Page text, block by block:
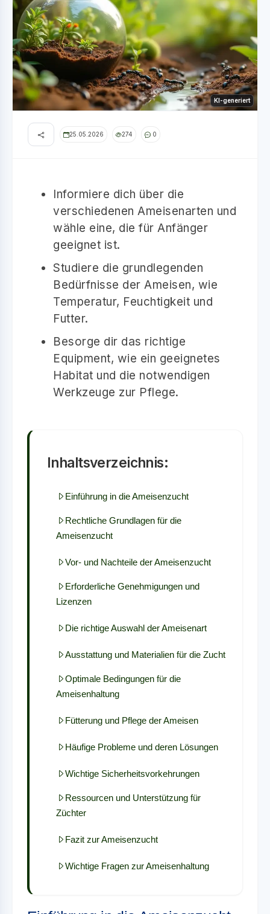
KI-generiert
25.05.2026 274 0
Informiere dich über die
verschiedenen Ameisenarten und
wähle eine, die für Anfänger
geeignet ist.
Studiere die grundlegenden
Bedürfnisse der Ameisen, wie
Temperatur, Feuchtigkeit und
Futter.
Besorge dir das richtige
Equipment, wie ein geeignetes
Habitat und die notwendigen
Werkzeuge zur Pflege.
Inhaltsverzeichnis:
Einführung in die Ameisenzucht
Rechtliche Grundlagen für die
Ameisenzucht
Vor- und Nachteile der Ameisenzucht
Erforderliche Genehmigungen und
Lizenzen
Die richtige Auswahl der Ameisenart
Ausstattung und Materialien für die Zucht
Optimale Bedingungen für die
Ameisenhaltung
Fütterung und Pflege der Ameisen
Häufige Probleme und deren Lösungen
Wichtige Sicherheitsvorkehrungen
Ressourcen und Unterstützung für
Züchter
Fazit zur Ameisenzucht
Wichtige Fragen zur Ameisenhaltung